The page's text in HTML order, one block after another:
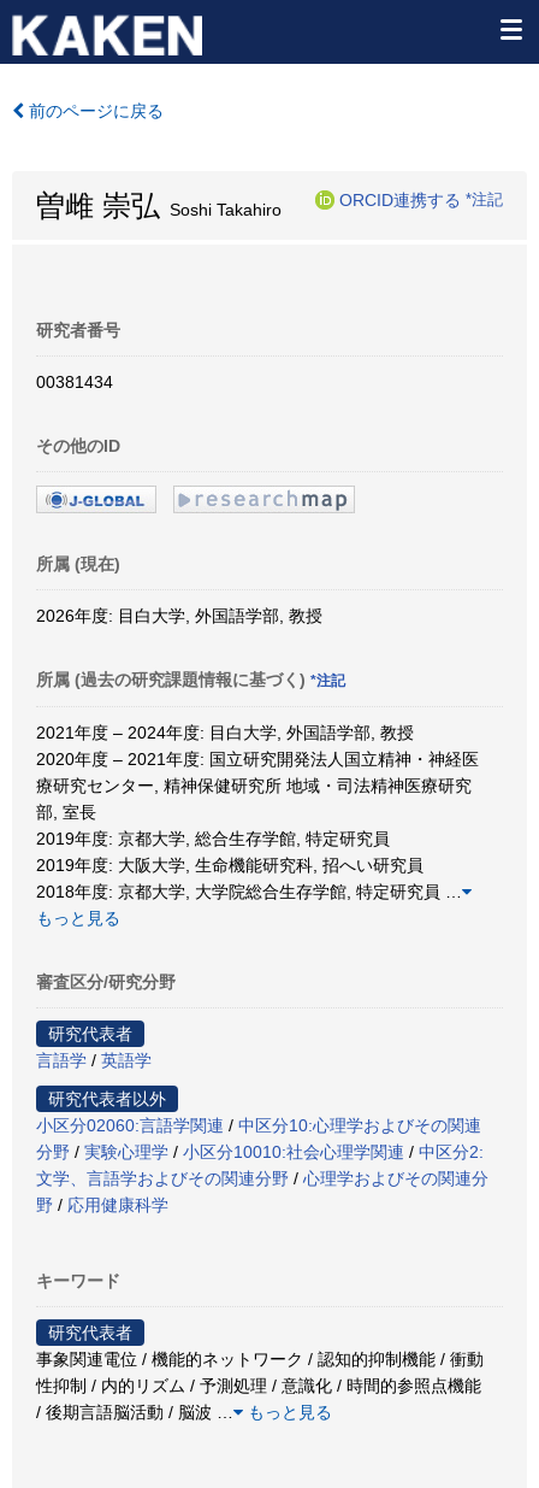
前のページに戻る
曽雌 崇弘 Soshi Takahiro
ORCID連携する *注記
研究者番号
00381434
その他のID
所属 (現在)
2026年度: 目白大学, 外国語学部, 教授
所属 (過去の研究課題情報に基づく) *注記
2021年度 – 2024年度: 目白大学, 外国語学部, 教授
2020年度 – 2021年度: 国立研究開発法人国立精神・神経医
療研究センター, 精神保健研究所 地域・司法精神医療研究
部, 室長
2019年度: 京都大学, 総合生存学館, 特定研究員
2019年度: 大阪大学, 生命機能研究科, 招へい研究員
2018年度: 京都大学, 大学院総合生存学館, 特定研究員
もっと見る
審査区分/研究分野
研究代表者
言語学 / 英語学
研究代表者以外
小区分02060:言語学関連 / 中区分10:心理学およびその関連
分野 / 実験心理学 / 小区分10010:社会心理学関連 / 中区分2:
文学、言語学およびその関連分野 / 心理学およびその関連分
野 / 応用健康科学
キーワード
研究代表者
事象関連電位 / 機能的ネットワーク / 認知的抑制機能 / 衝動
性抑制 / 内的リズム / 予測処理 / 意識化 / 時間的参照点機能
/ 後期言語脳活動 / 脳波
もっと見る